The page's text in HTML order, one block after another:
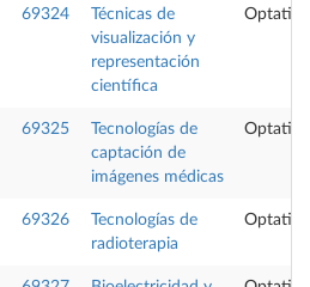
69324
Técnicas de
visualización y
representación
científica
Optativa
69325
Tecnologías de
captación de
imágenes médicas
Optativa
69326
Tecnologías de
radioterapia
Optativa